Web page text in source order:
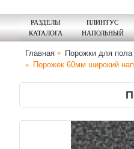
РАЗДЕЛЫ
КАТАЛОГА
ПЛИНТУС
НАПОЛЬНЫЙ
Главная Порожки для пола
Порожек 60мм широкий